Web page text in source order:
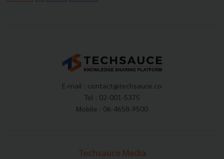
E-mail : contact@techsauce.co
Tel : 02-001-5375
Mobile : 06-4658-9500
Techsauce Media